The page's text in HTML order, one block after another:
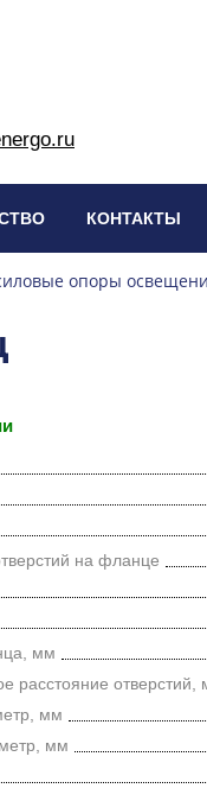
КОНТАКТЫ
опоры
на фланце
мм
расстояние отверстий,
мм
мм